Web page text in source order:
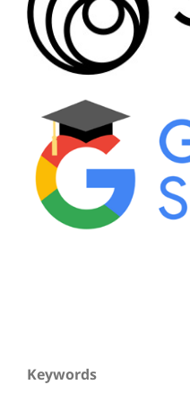
Keywords